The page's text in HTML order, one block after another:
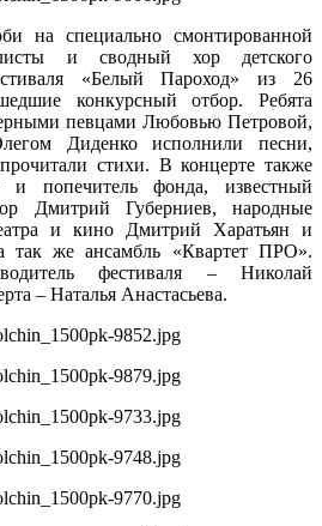
на специально смонтированной
и сводный хор детского
«Белый Пароход» из 26
конкурсный отбор. Ребята
певцами Любовью Петровой,
Диденко исполнили песни,
стихи. В концерте также
и попечитель фонда, известный
Дмитрий Губерниев, народные
и кино Дмитрий Харатьян и
так же ансамбль «Квартет ПРО».
фестиваля – Николай
– Наталья Анастасьева.